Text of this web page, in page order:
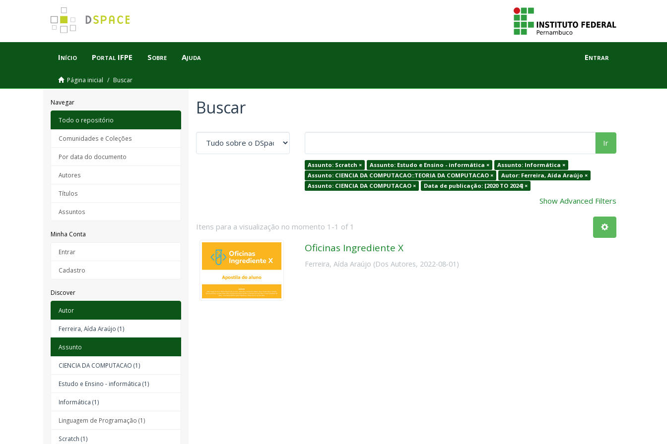
Início Portal IFPE Sobre Ajuda Entrar
Página inicial Buscar
Navegar
Todo o repositório
Comunidades e Coleções
Por data do documento
Autores
Títulos
Assuntos
Minha Conta
Entrar
Cadastro
Discover
Autor
Ferreira, Aída Araújo (1)
Assunto
CIENCIA DA COMPUTACAO (1)
Estudo e Ensino - informática (1)
Informática (1)
Linguagem de Programação (1)
Scratch (1)
Buscar
Ir
Assunto: Scratch × Assunto: Estudo e Ensino - informática ×
Assunto: Informática ×
Assunto: CIENCIA DA COMPUTACAO::TEORIA DA COMPUTACAO ×
Autor: Ferreira, Aída Araújo ×
Assunto: CIENCIA DA COMPUTACAO ×
Data de publicação: [2020 TO 2024] ×
Show Advanced Filters
Itens para a visualização no momento 1-1 of 1
Oficinas Ingrediente X
Ferreira, Aída Araújo (Dos Autores, 2022-08-01 )